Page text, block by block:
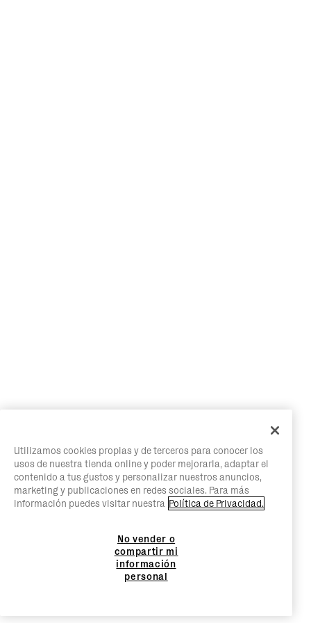
Utilizamos cookies propias y de terceros para conocer los
usos de nuestra tienda online y poder mejorarla, adaptar el
contenido a tus gustos y personalizar nuestros anuncios,
marketing y publicaciones en redes sociales. Para más
información puedes visitar nuestra Política de Privacidad.
No vender o
compartir mi
información
personal